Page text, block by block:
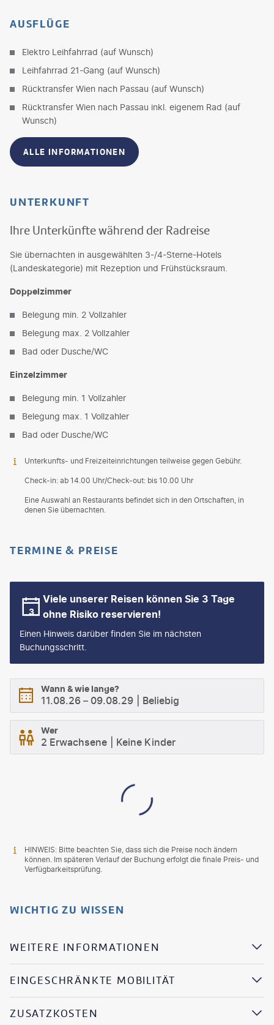
AUSFLÜGE
Elektro Leihfahrrad (auf Wunsch)
Leihfahrrad 21-Gang (auf Wunsch)
Rücktransfer Wien nach Passau (auf Wunsch)
Rücktransfer Wien nach Passau inkl. eigenem Rad (auf
Wunsch)
ALLE INFORMATIONEN
UNTERKUNFT
Ihre Unterkünfte während der Radreise
Sie übernachten in ausgewählten 3-/4-Sterne-Hotels
(Landeskategorie) mit Rezeption und Frühstücksraum.
Doppelzimmer
Belegung min. 2 Vollzahler
Belegung max. 2 Vollzahler
Bad oder Dusche/WC
Einzelzimmer
Belegung min. 1 Vollzahler
Belegung max. 1 Vollzahler
Bad oder Dusche/WC
Unterkunfts- und Freizeiteinrichtungen teilweise gegen Gebühr.
Check-in: ab 14.00 Uhr/Check-out: bis 10.00 Uhr
Eine Auswahl an Restaurants befindet sich in den Ortschaften, in
denen Sie übernachten.
TERMINE & PREISE
Viele unserer Reisen können Sie 3 Tage
ohne Risiko reservieren!
Einen Hinweis darüber finden Sie im nächsten
Buchungsschritt.
Wann & wie lange?
11.08.26 – 09.08.29 Beliebig
Wer
2 Erwachsene Keine Kinder
HINWEIS: Bitte beachten Sie, dass sich die Preise noch ändern
können. Im späteren Verlauf der Buchung erfolgt die finale Preis- und
Verfügbarkeitsprüfung.
WICHTIG ZU WISSEN
WEITERE INFORMATIONEN
EINGESCHRÄNKTE MOBILITÄT
ZUSATZKOSTEN